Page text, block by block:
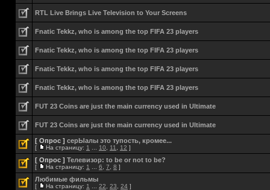
RTL Live Brings Live Television to Your Screens
Fnatic Tekkz, who is among the top FIFA 23 players
Fnatic Tekkz, who is among the top FIFA 23 players
Fnatic Tekkz, who is among the top FIFA 23 players
Fnatic Tekkz, who is among the top FIFA 23 players
FUT 23 Coins are just the main currency used in Ultimate
FUT 23 Coins are just the main currency used in Ultimate
[ Опрос ] серЫалы это тупость, кромее...
[ На страницу: 1 10 11 12 ]
[ Опрос ] Телевизор: to be or not to be?
[ На страницу: 1 6 7 8 ]
Любимые фильмы
[ На страницу: 1 22 23 24 ]